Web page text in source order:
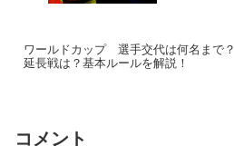
ワールドカップ 選手交代は何名まで？
延長戦は？基本ルールを解説！
コメント